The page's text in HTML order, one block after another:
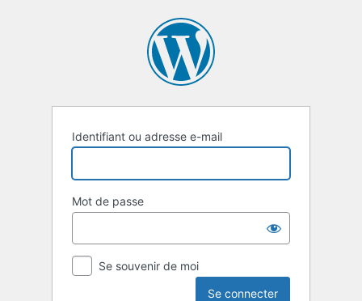
Identifiant ou adresse e-mail
Mot de passe
Se souvenir de moi